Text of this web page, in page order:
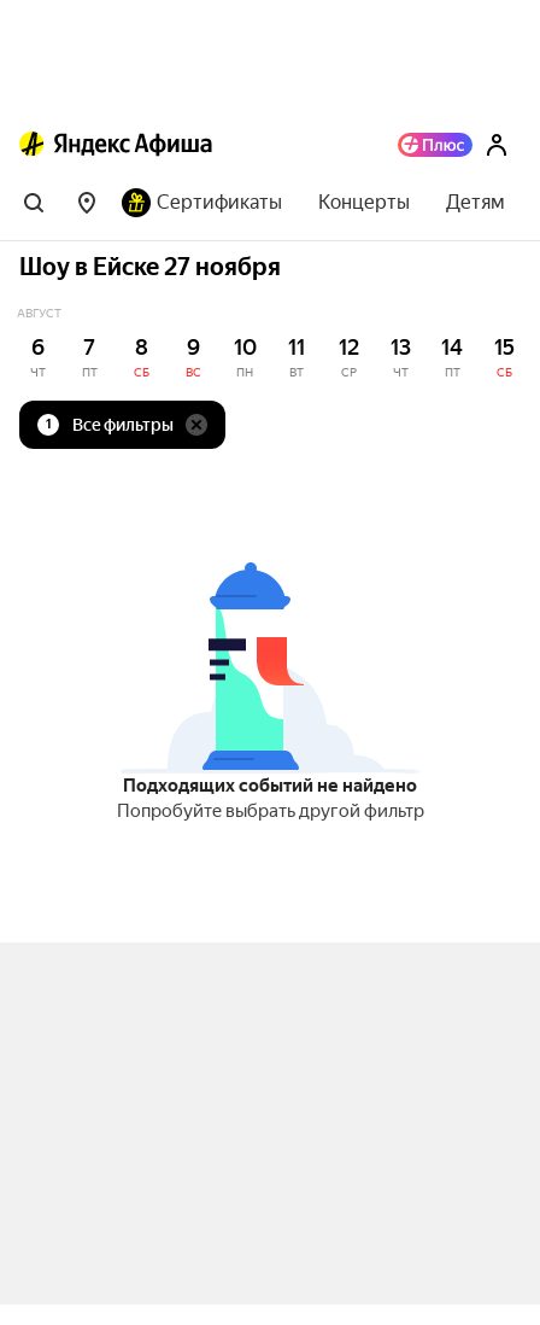
Сертификаты Концерты Детям
Шоу в Ейске 27 ноября
АВГУСТ
6
ЧТ
7
ПТ
8
СБ
9
ВС
10
ПН
11
ВТ
12
СР
13
ЧТ
14
ПТ
15
СБ
1 Все фильтры
Подходящих событий не найдено
Попробуйте выбрать другой фильтр